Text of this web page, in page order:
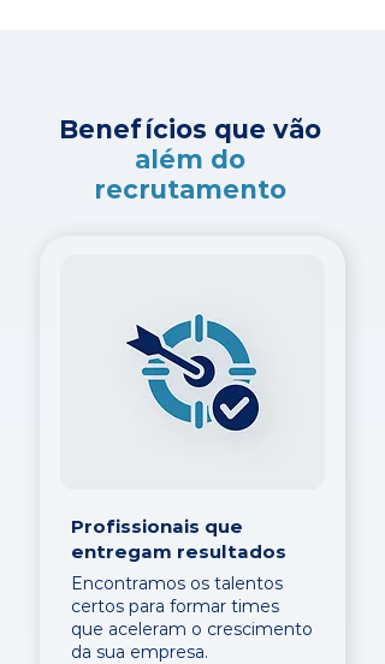
Benefícios que vão
além do
recrutamento
Profissionais que
entregam resultados
Encontramos os talentos
certos para formar times
que aceleram o crescimento
da sua empresa.